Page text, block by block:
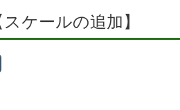
ケールの追加】